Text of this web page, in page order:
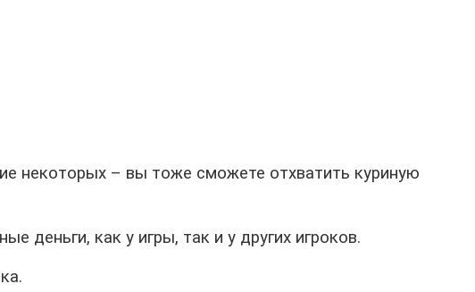
некоторых – вы тоже сможете отхватить куриную
деньги, как у игры, так и у других игроков.